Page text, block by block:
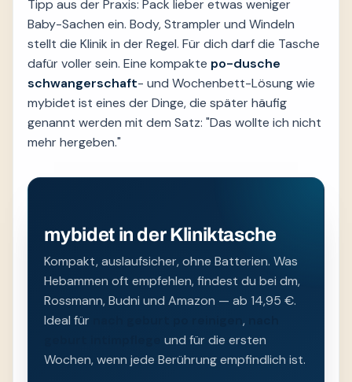
Tipp aus der Praxis: Pack lieber etwas weniger
Baby-Sachen ein. Body, Strampler und Windeln
stellt die Klinik in der Regel. Für dich darf die Tasche
dafür voller sein. Eine kompakte po-dusche
schwangerschaft- und Wochenbett-Lösung wie
mybidet ist eines der Dinge, die später häufig
genannt werden mit dem Satz: "Das wollte ich nicht
mehr hergeben."
mybidet in der Kliniktasche
Kompakt, auslaufsicher, ohne Batterien. Was
Hebammen oft empfehlen, findest du bei dm,
Rossmann, Budni und Amazon — ab 14,95 €.
Ideal für
nach geburt po reinigen,
und für die ersten
Wochen, wenn jede Berührung empfindlich ist.